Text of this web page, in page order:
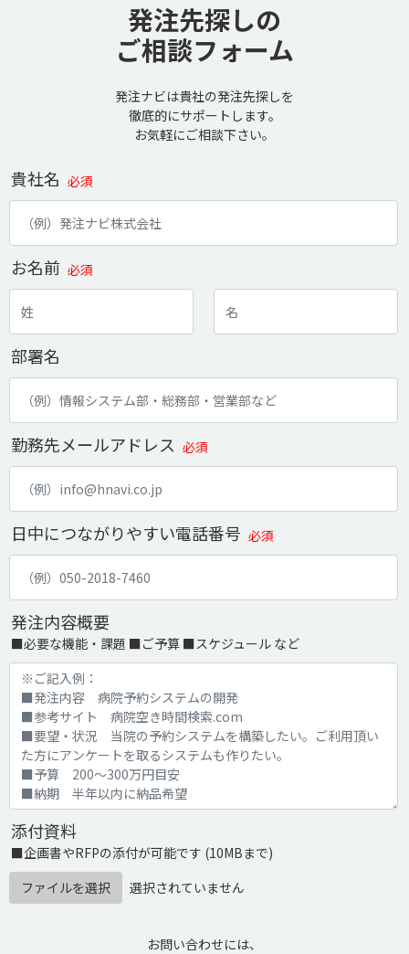
発注先探しの
ご相談フォーム
発注ナビは貴社の発注先探しを
徹底的にサポートします。
お気軽にご相談下さい。
貴社名 必須
お名前 必須
部署名
勤務先メールアドレス 必須
日中につながりやすい電話番号 必須
発注内容概要
■必要な機能・課題 ■ご予算 ■スケジュール など
添付資料
■企画書やRFPの添付が可能です (10MBまで)
ファイルを選択
選択されていません
お問い合わせには、